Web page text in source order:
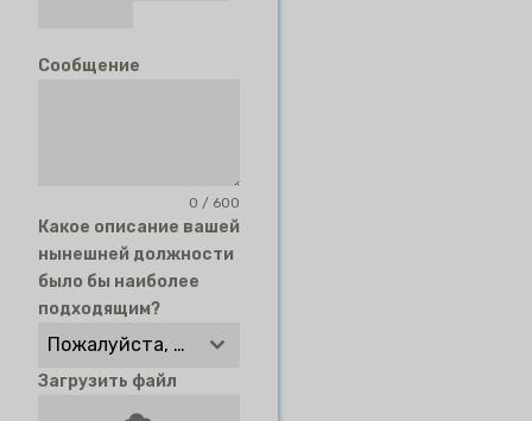
Сообщение
0 / 600
Какое описание вашей
нынешней должности
было бы наиболее
подходящим?
Пожалуйста, выберите
Загрузить файл